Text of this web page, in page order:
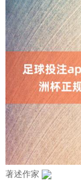
著述作家